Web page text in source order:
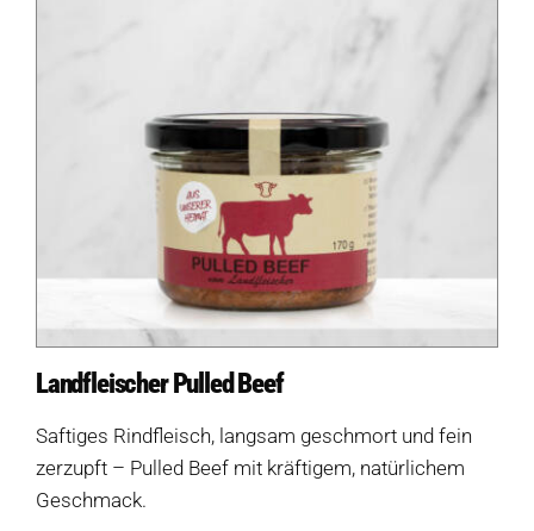
Landfleischer Pulled Beef
Saftiges Rindfleisch, langsam geschmort und fein
zerzupft – Pulled Beef mit kräftigem, natürlichem
Geschmack.